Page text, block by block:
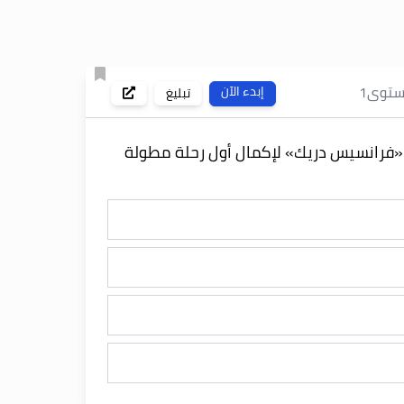
إبدء الآن تبليغ 1
دريك» لإكمال أول رحلة مطولة